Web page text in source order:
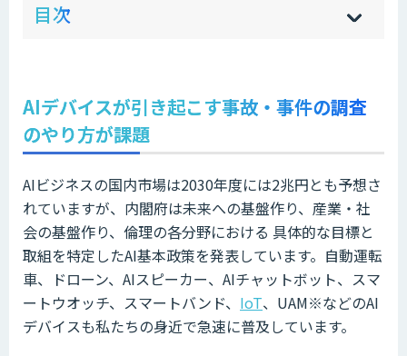
目次 hi
]
sh
]
AIデバイスが引き起こす事故・事件の調査
のやり方が課題
AIビジネスの国内市場は2030年度には2兆円とも予想さ
れていますが、内閣府は未来への基盤作り、産業・社
会の基盤作り、倫理の各分野における 具体的な目標と
取組を特定したAI基本政策を発表しています。自動運転
車、ドローン、AIスピーカー、AIチャットボット、スマ
ートウオッチ、スマートバンド、 IoT、UAM※などのAI
デバイスも私たちの身近で急速に普及しています。